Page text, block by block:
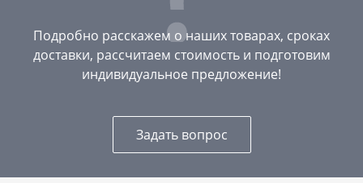
Подробно расскажем о наших товарах, сроках
доставки, рассчитаем стоимость и подготовим
индивидуальное предложение!
Задать вопрос